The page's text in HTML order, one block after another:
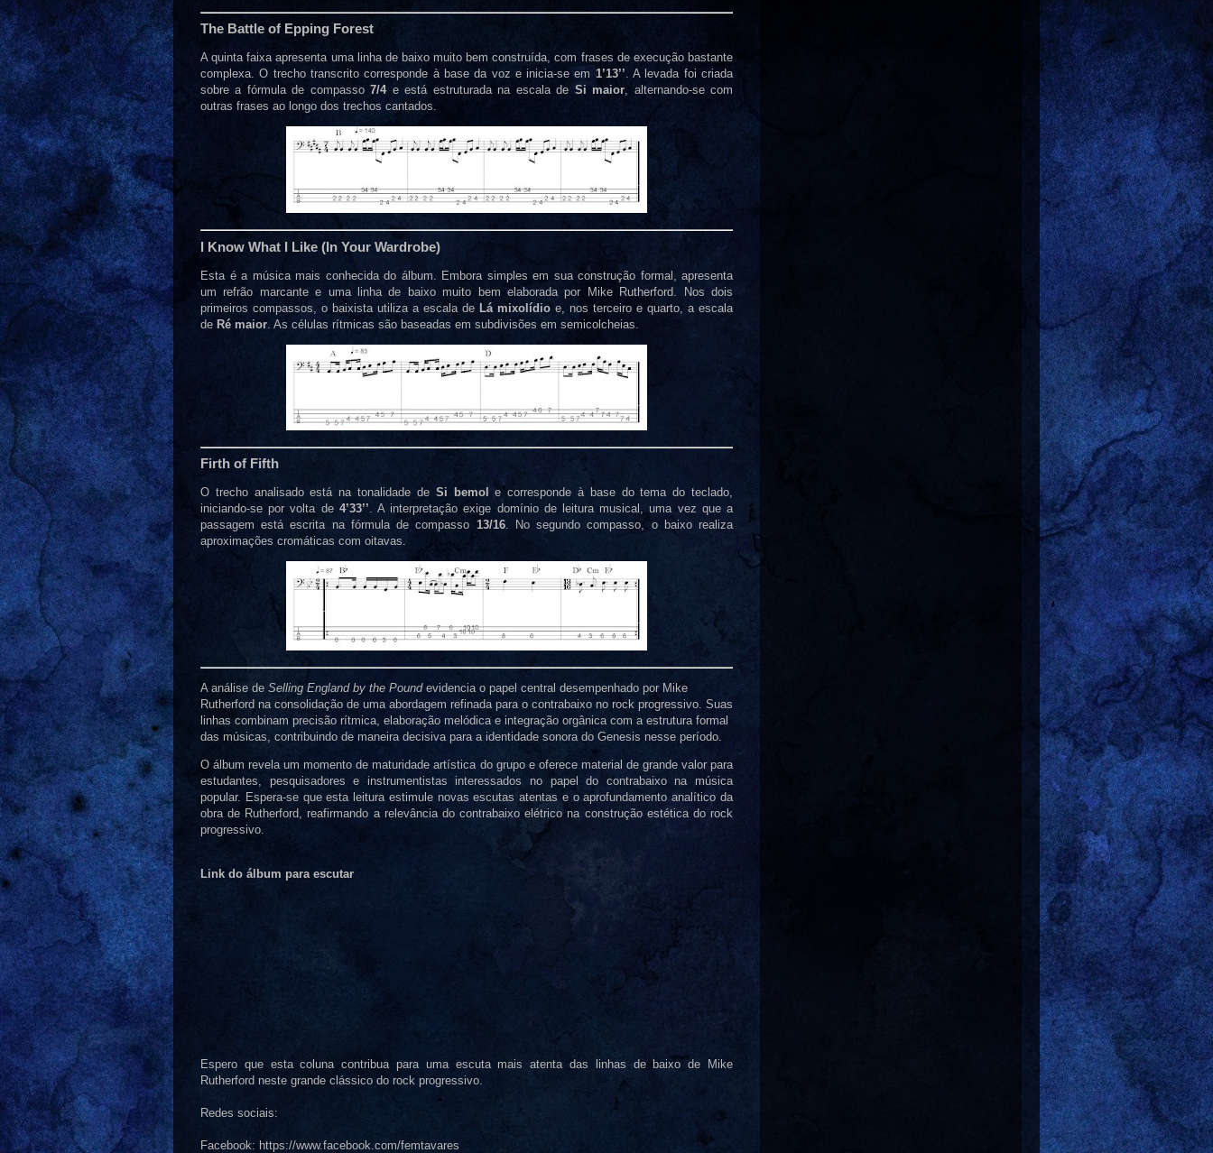
The Battle of Epping Forest
A quinta faixa apresenta uma linha de baixo muito bem construída, com frases de execução bastante
complexa. O trecho transcrito corresponde à base da voz e inicia-se em 1’13’’. A levada foi criada
sobre a fórmula de compasso7/4e está estruturada na escala de Si maior, alternando-se com
outras frases ao longo dos trechos cantados.
I Know What I Like (In Your Wardrobe)
Esta é a música mais conhecida do álbum. Embora simples em sua construção formal, apresenta
um refrão marcante e uma linha de baixo muito bem elaborada por Mike Rutherford. Nos dois
primeiros compassos, o baixista utiliza a escala de Lá mixolídio e, nos terceiro e quarto, a escala
de Ré maior . As células rítmicas são baseadas em subdivisões em semicolcheias.
Firth of Fifth
O trecho analisado está na tonalidade de Si bemol
e corresponde à base do tema do teclado,
iniciando-se por volta de 4’33’’. A interpretação exige domínio de leitura musical, uma vez que a
passagem está escrita na fórmula de compasso 13/16. No segundo compasso, o baixo realiza
aproximações cromáticas com oitavas.
A análise de Selling England by the Poundevidencia o papel central desempenhado por Mike
Rutherford na consolidação de uma abordagem refinada para o contrabaixo no rock progressivo. Suas
linhas combinam precisão rítmica, elaboração melódica e integração orgânica com a estrutura formal
das músicas, contribuindo de maneira decisiva para a identidade sonora do Genesis nesse período.
O álbum revela um momento de maturidade artística do grupo e oferece material de grande valor para
estudantes, pesquisadores e instrumentistas interessados no papel do contrabaixo na música
popular. Espera-se que esta leitura estimule novas escutas atentas e o aprofundamento analítico da
obra de Rutherford, reafirmando a relevância do contrabaixo elétrico na construção estética do rock
progressivo.
Link do álbum para escutar
Espero que esta coluna contribua para uma escuta mais atenta das linhas de baixo de Mike
Rutherford neste grande clássico do rock progressivo.
Redes sociais:
Facebook: https://www.facebook.com/femtavares